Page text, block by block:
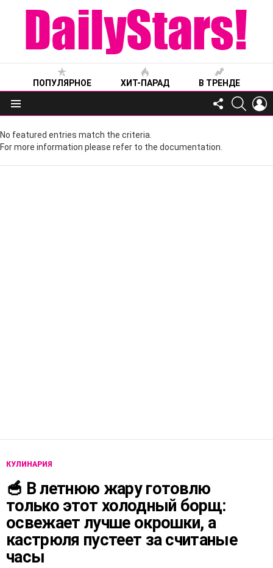
ПОПУЛЯРНОЕ ХИТ-ПАРАД В ТРЕНДЕ
Меню
FOLLOW
US
No featured entries match the criteria.
For more information please refer to the documentation.
КУЛИНАРИЯ
🥣 В летнюю жару готовлю
только этот холодный борщ:
освежает лучше окрошки, а
кастрюля пустеет за считаные
часы